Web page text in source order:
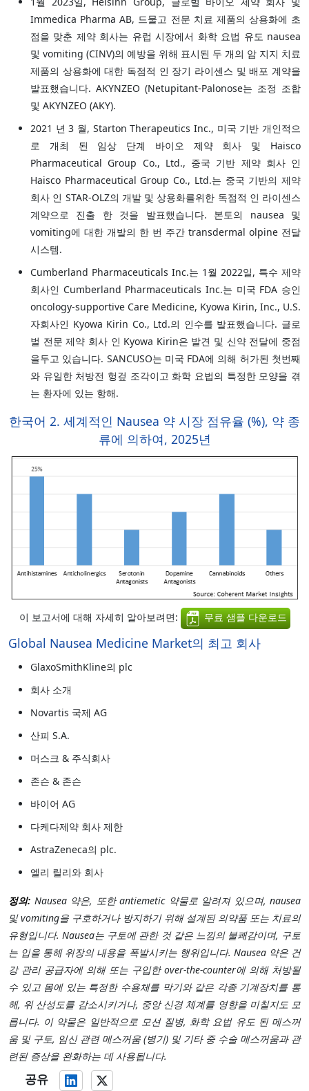
Immedica Pharma AB, 드물고 전문 치료 제품의 상용화에 초
점을 맞춘 제약 회사는 유럽 시장에서 화학 요법 유도 nausea
및 vomiting (CINV)의 예방을 위해 표시된 두 개의 암 지지 치료
제품의 상용화에 대한 독점적 인 장기 라이센스 및 배포 계약을
발표했습니다. AKYNZEO (Netupitant-Palonose는 조정 조합
및 AKYNZEO (AKY).
2021 년 3 월, Starton Therapeutics Inc., 미국 기반 개인적으
로 개최 된 임상 단계 바이오 제약 회사 및 Haisco
Pharmaceutical Group Co., Ltd., 중국 기반 제약 회사 인
Haisco Pharmaceutical Group Co., Ltd.는 중국 기반의 제약
회사 인 STAR-OLZ의 개발 및 상용화를위한 독점적 인 라이센스
계약으로 진출 한 것을 발표했습니다. 본토의 nausea 및
vomiting에 대한 개발의 한 번 주간 transdermal olpine 전달
시스템.
Cumberland Pharmaceuticals Inc.는 1월 2022일, 특수 제약
회사인 Cumberland Pharmaceuticals Inc.는 미국 FDA 승인
oncology-supportive Care Medicine, Kyowa Kirin, Inc., U.S.
자회사인 Kyowa Kirin Co., Ltd.의 인수를 발표했습니다. 글로
벌 전문 제약 회사 인 Kyowa Kirin은 발견 및 신약 전달에 중점
을두고 있습니다. SANCUSO는 미국 FDA에 의해 허가된 첫번째
와 유일한 처방전 헝겊 조각이고 화학 요법의 특정한 모양을 겪
는 환자에 있는 항해.
한국어 2. 세계적인 Nausea 약 시장 점유율 (%), 약 종
류에 의하여, 2025년
이 보고서에 대해 자세히 알아보려면: 무료 샘플 다운로드
Global Nausea Medicine Market의 최고 회사
GlaxoSmithKline의 plc
회사 소개
Novartis 국제 AG
산피 S.A.
머스크 & 주식회사
존슨 & 존슨
바이어 AG
다케다제약 회사 제한
AstraZeneca의 plc.
엘리 릴리와 회사
정의: Nausea 약은, 또한 antiemetic 약물로 알려져 있으며, nausea
및 vomiting을 구호하거나 방지하기 위해 설계된 의약품 또는 치료의
유형입니다. Nausea는 구토에 관한 것 같은 느낌의 불쾌감이며, 구토
는 입을 통해 위장의 내용을 폭발시키는 행위입니다. Nausea 약은 건
강 관리 공급자에 의해 또는 구입한 over-the-counter에 의해 처방될
수 있고 몸에 있는 특정한 수용체를 막기와 같은 각종 기계장치를 통
해, 위 산성도를 감소시키거나, 중앙 신경 체계를 영향을 미칠지도 모
릅니다. 이 약물은 일반적으로 모션 질병, 화학 요법 유도 된 메스꺼
움 및 구토, 임신 관련 메스꺼움 (병기) 및 기타 중 수술 메스꺼움과 관
련된 증상을 완화하는 데 사용됩니다.
공유